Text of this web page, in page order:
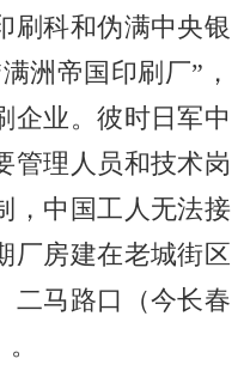
刷科和伪满中央银
洲帝国印刷厂”，
企业。彼时日军中
管理人员和技术岗
，中国工人无法接
厂房建在老城街区
二马路口（今长春